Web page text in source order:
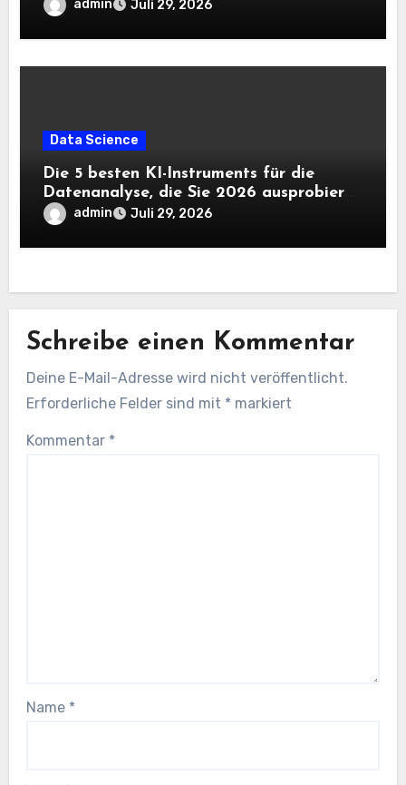
admin Juli 29, 2026
Data Science
Die 5 besten KI-Instruments für die
Datenanalyse, die Sie 2026 ausprobieren
solltenadmin Juli 29, 2026
Schreibe einen Kommentar
Deine E-Mail-Adresse wird nicht veröffentlicht.
Erforderliche Felder sind mit * markiert
Kommentar *
Name *